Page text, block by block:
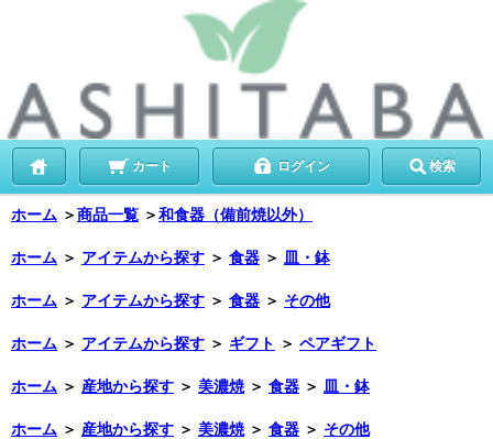
カート ログイン 検索
ホーム ＞商品一覧 ＞和食器（備前焼以外）
ホーム ＞ アイテムから探す ＞ 食器 ＞ 皿・鉢
ホーム ＞ アイテムから探す ＞ 食器 ＞ その他
ホーム ＞ アイテムから探す ＞ ギフト ＞ ペアギフト
ホーム ＞ 産地から探す ＞ 美濃焼 ＞ 食器 ＞ 皿・鉢
ホーム ＞ 産地から探す ＞ 美濃焼 ＞ 食器 ＞ その他